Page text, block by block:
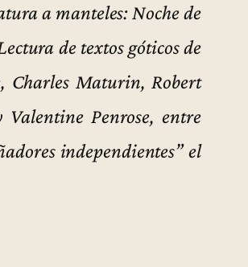
a manteles: Noche de
de textos góticos de
Charles Maturin, Robert
Penrose, entre
independientes” el